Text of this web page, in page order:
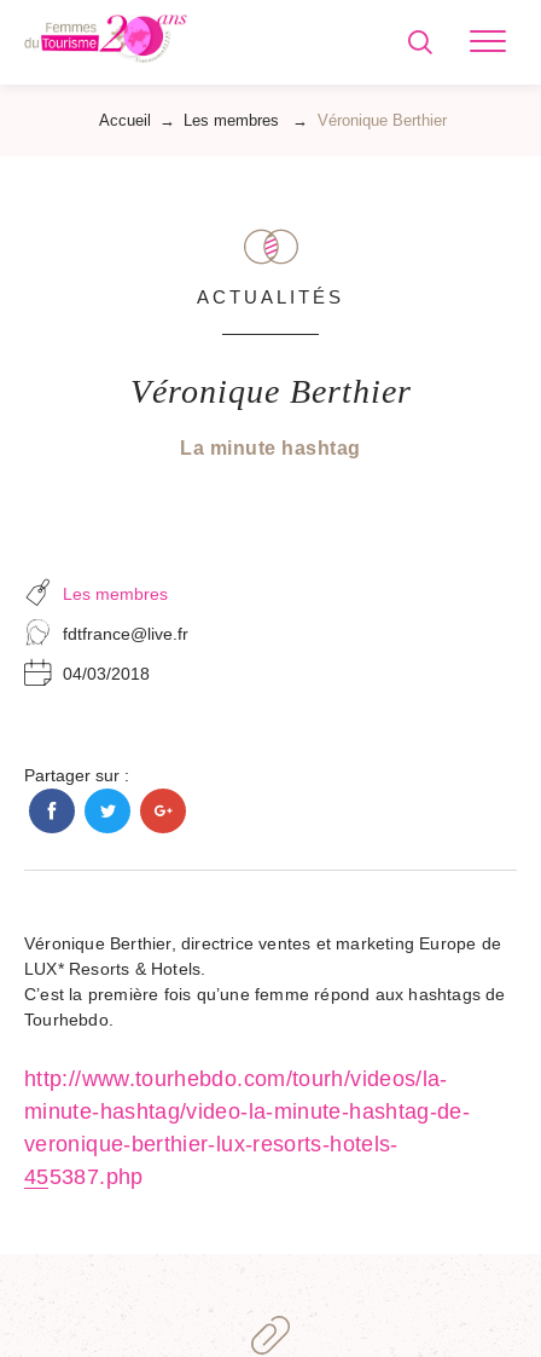
Accueil → Les membres → Véronique Berthier
ACTUALITÉS
Véronique Berthier
La minute hashtag
Les membres
fdtfrance@live.fr
04/03/2018
Partager sur :
Véronique Berthier, directrice ventes et marketing Europe de
LUX* Resorts & Hotels.
C’est la première fois qu’une femme répond aux hashtags de
Tourhebdo.
http://www.tourhebdo.com/tourh/videos/la-
minute-hashtag/video-la-minute-hashtag-de-
veronique-berthier-lux-resorts-hotels-
455387.php